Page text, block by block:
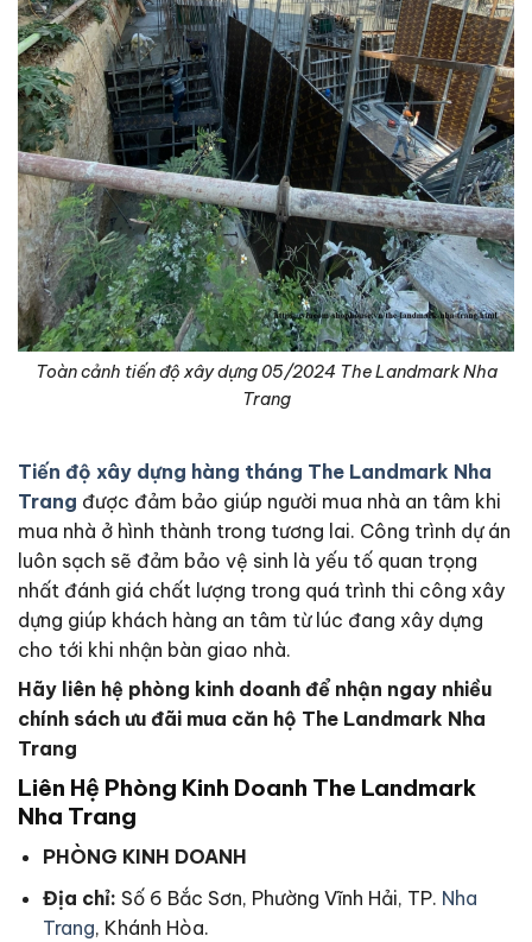
Toàn cảnh tiến độ xây dựng 05/2024 The Landmark Nha
Trang
Tiến độ xây dựng hàng tháng The Landmark Nha
Trang được đảm bảo giúp người mua nhà an tâm khi
mua nhà ở hình thành trong tương lai. Công trình dự án
luôn sạch sẽ đảm bảo vệ sinh là yếu tố quan trọng
nhất đánh giá chất lượng trong quá trình thi công xây
dựng giúp khách hàng an tâm từ lúc đang xây dựng
cho tới khi nhận bàn giao nhà.
Hãy liên hệ phòng kinh doanh để nhận ngay nhiều
chính sách ưu đãi mua căn hộ The Landmark Nha
Trang
Liên Hệ Phòng Kinh Doanh The Landmark
Nha Trang
PHÒNG KINH DOANH
Địa chỉ: Số 6 Bắc Sơn, Phường Vĩnh Hải, TP. Nha
Trang, Khánh Hòa.